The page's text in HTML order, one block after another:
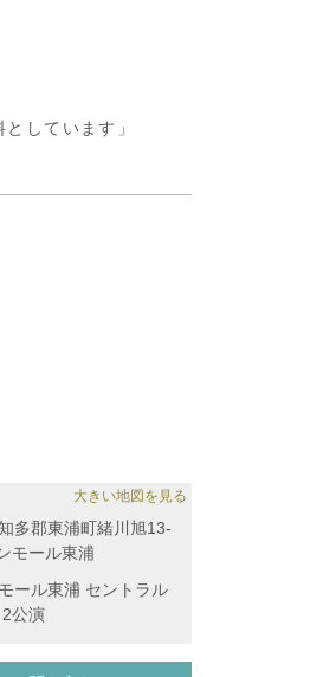
しています」
大きい地図を見る
多郡東浦町緒川旭13-
モール東浦
ール東浦 セントラル
公演